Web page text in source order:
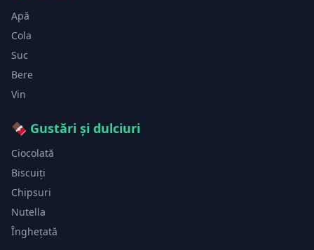
Apă
Cola
Suc
Bere
Vin
🍫 Gustări și dulciuri
Ciocolată
Biscuiți
Chipsuri
Nutella
Înghețată